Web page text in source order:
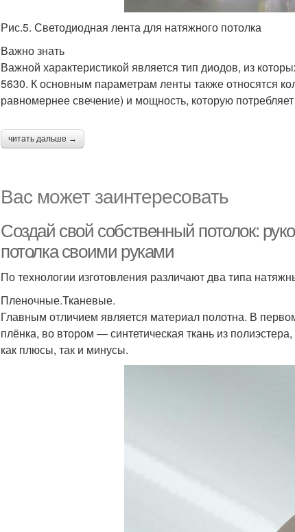
Рис.5. Светодиодная лента для натяжного потолка
Важно знать
Важной характеристикой является тип диодов, из
5630. К основным параметрам ленты также относятся
равномернее свечение) и мощность, которую
читать дальше →
Вас может заинтересовать
Создай свой собственный потолок:
потолка своими руками
По технологии изготовления различают два типа
Пленочные.Тканевые.
Главным отличием является материал полотна. В
плёнка, во втором — синтетическая ткань из
как плюсы, так и минусы.